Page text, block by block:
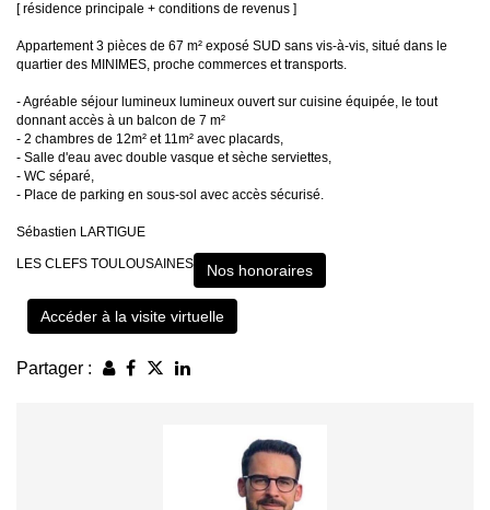
[ résidence principale + conditions de revenus ]
Appartement 3 pièces de 67 m² exposé SUD sans vis-à-vis, situé dans le
quartier des MINIMES, proche commerces et transports.
- Agréable séjour lumineux lumineux ouvert sur cuisine équipée, le tout
donnant accès à un balcon de 7 m²
- 2 chambres de 12m² et 11m² avec placards,
- Salle d'eau avec double vasque et sèche serviettes,
- WC séparé,
- Place de parking en sous-sol avec accès sécurisé.
Sébastien LARTIGUE
LES CLEFS TOULOUSAINES Nos honoraires
Accéder à la visite virtuelle
Partager :